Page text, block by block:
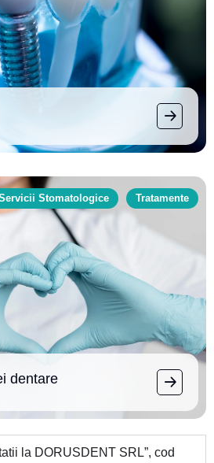
Stomatologice Tratamente
dentare
la DORUSDENT SRL”, cod